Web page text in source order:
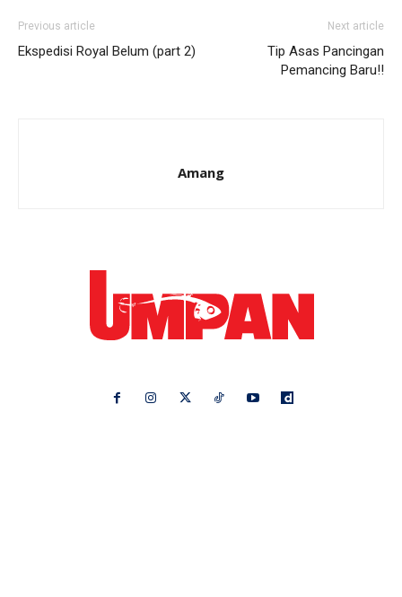
Previous article
Ekspedisi Royal Belum (part 2)
Next article
Tip Asas Pancingan
Pemancing Baru!!
Amang